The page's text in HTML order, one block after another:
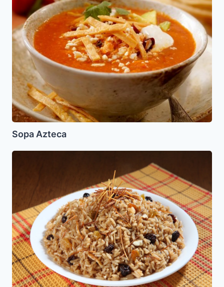
Azteca
Sopa Azteca
Arroz